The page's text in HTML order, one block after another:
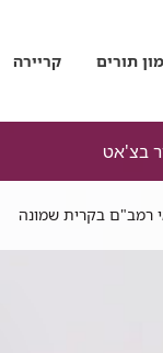
תורים קריירה
בצ'אט
רמב"ם בקרית שמונה